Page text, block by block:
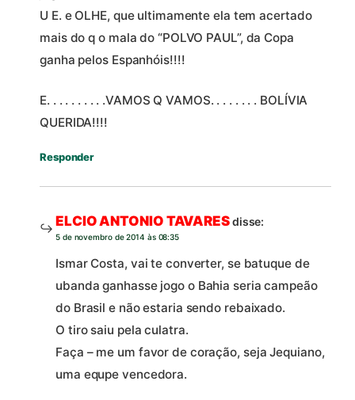
U E. e OLHE, que ultimamente ela tem acertado
mais do q o mala do “POLVO PAUL”, da Copa
ganha pelos Espanhóis!!!!
E. . . . . . . . . .VAMOS Q VAMOS. . . . . . . . BOLÍVIA
QUERIDA!!!!
Responder
ELCIO ANTONIO TAVARESdisse:
5 de novembro de 2014 às 08:35
Ismar Costa, vai te converter, se batuque de
ubanda ganhasse jogo o Bahia seria campeão
do Brasil e não estaria sendo rebaixado.
O tiro saiu pela culatra.
Faça – me um favor de coração, seja Jequiano,
uma equpe vencedora.